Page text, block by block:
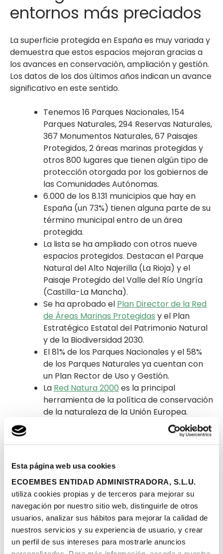
Esta página web usa cookies
ECOEMBES ENTIDAD ADMINISTRADORA, S.L.U.
utiliza cookies propias y de terceros para mejorar su
navegación por nuestro sitio web, distinguirle de otros
usuarios, analizar sus hábitos para mejorar la calidad de
nuestros servicios y su experiencia de usuario, y crear
un perfil de sus intereses para mostrarle anuncios
entornos más preciados
La superficie protegida en España es muy variada y
demuestra que estos espacios mejoran gracias a
los avances en conservación, ampliación y gestión.
Los datos de los dos últimos años indican un avance
significativo en este sentido.
Tenemos 16 Parques Nacionales, 154
Parques Naturales, 294 Reservas Naturales,
367 Monumentos Naturales, 67 Paisajes
Protegidos, 2 áreas marinas protegidas y
otros 800 lugares que tienen algún tipo de
protección otorgada por los gobiernos de
las Comunidades Autónomas.
6.000 de los 8.131 municipios que hay en
España (un 73%) tienen alguna parte de su
término municipal entro de un área
protegida.
La lista se ha ampliado con otros nueve
espacios protegidos. Destacan el Parque
Natural del Alto Najerilla (La Rioja) y el
Paisaje Protegido del Valle del Río Ungría
(Castilla-La Mancha).
Se ha aprobado el Plan Director de la Red
de Áreas Marinas Protegidas y el Plan
Estratégico Estatal del Patrimonio Natural
y de la Biodiversidad 2030.
El 81% de los Parques Nacionales y el 58%
de los Parques Naturales ya cuentan con
un Plan Rector de Uso y Gestión.
La Red Natura 2000 es la principal
herramienta de la política de conservación
de la naturaleza de la Unión Europea.
España es el Estado miembro que mayor
superficie terrestre aporta a la red (más
de 22,3 millones de hectáreas).
viajes que operan en los espacios
protegidos se han adherido a laCarta
Europea de Turismo Sostenible.
Compartir